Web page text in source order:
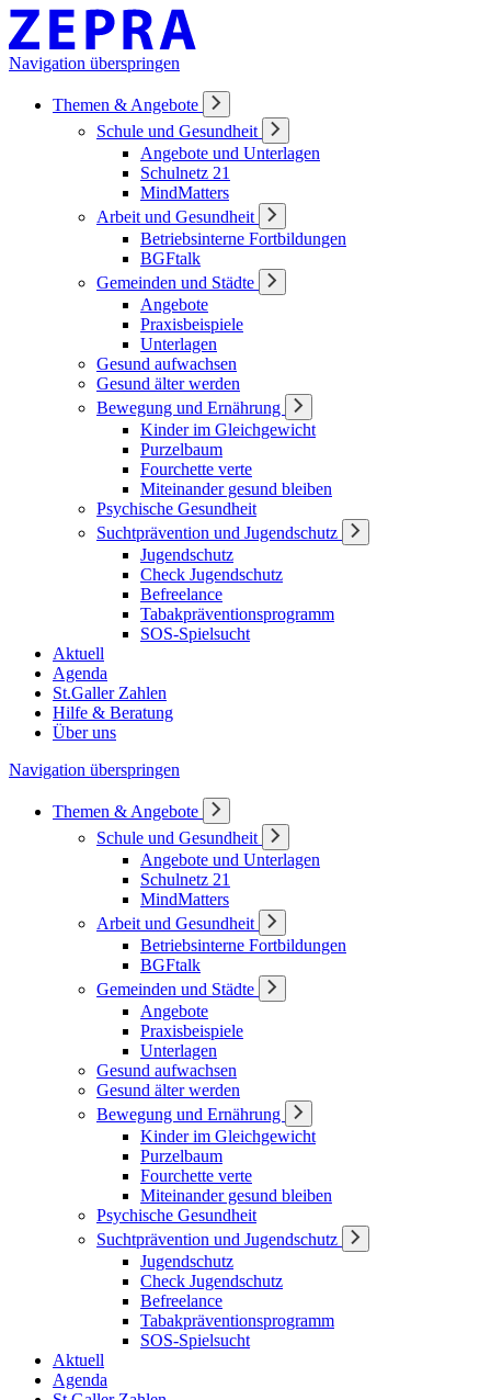
Navigation überspringen
Themen & Angebote
Schule und Gesundheit
Angebote und Unterlagen
Schulnetz 21
MindMatters
Arbeit und Gesundheit
Betriebsinterne Fortbildungen
BGFtalk
Gemeinden und Städte
Angebote
Praxisbeispiele
Unterlagen
Gesund aufwachsen
Gesund älter werden
Bewegung und Ernährung
Kinder im Gleichgewicht
Purzelbaum
Fourchette verte
Miteinander gesund bleiben
Psychische Gesundheit
Suchtprävention und Jugendschutz
Jugendschutz
Check Jugendschutz
Befreelance
Tabakpräventionsprogramm
SOS-Spielsucht
Aktuell
Agenda
St.Galler Zahlen
Hilfe & Beratung
Über uns
Navigation überspringen
Themen & Angebote
Schule und Gesundheit
Angebote und Unterlagen
Schulnetz 21
MindMatters
Arbeit und Gesundheit
Betriebsinterne Fortbildungen
BGFtalk
Gemeinden und Städte
Angebote
Praxisbeispiele
Unterlagen
Gesund aufwachsen
Gesund älter werden
Bewegung und Ernährung
Kinder im Gleichgewicht
Purzelbaum
Fourchette verte
Miteinander gesund bleiben
Psychische Gesundheit
Suchtprävention und Jugendschutz
Jugendschutz
Check Jugendschutz
Befreelance
Tabakpräventionsprogramm
SOS-Spielsucht
Aktuell
Agenda